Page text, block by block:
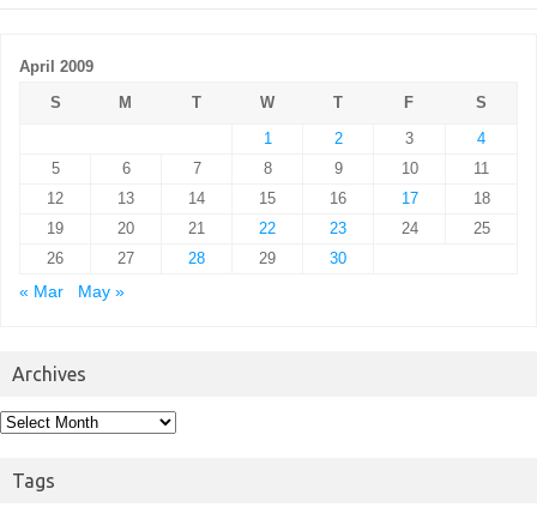
April 2009
S
M T W T F
S
1
2 3
4
5
6 7 8 9 10
11
12
13 14 15 16 17
18
19
20 21 22 23 24
25
26
27 28 29
30
« Mar
May »
Archives
Archives
Tags